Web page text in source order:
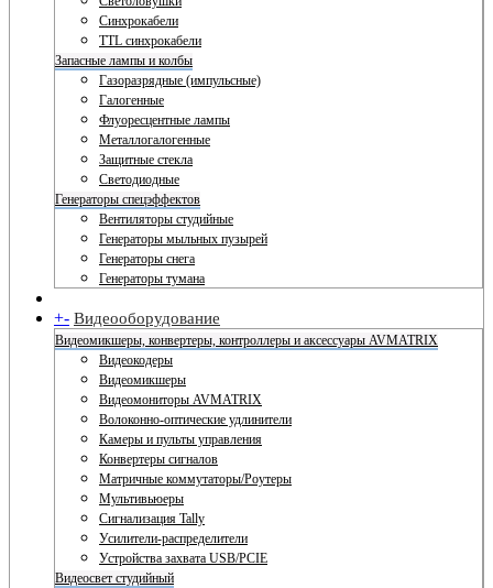
Синхрокабели
TTL синхрокабели
Запасные лампы и колбы
Газоразрядные (импульсные)
Галогенные
Флуоресцентные лампы
Металлогалогенные
Защитные стекла
Светодиодные
Генераторы спецэффектов
Вентиляторы студийные
Генераторы мыльных пузырей
Генераторы снега
Генераторы тумана
+- Видеооборудование
Видеомикшеры, конвертеры, контроллеры и аксессуары AVMATRIX
Видеокодеры
Видеомикшеры
Видеомониторы AVMATRIX
Волоконно-оптические удлинители
Камеры и пульты управления
Конвертеры сигналов
Матричные коммутаторы/Роутеры
Мультивьюеры
Сигнализация Tally
Усилители-распределители
Устройства захвата USB/PCIE
Видеосвет студийный